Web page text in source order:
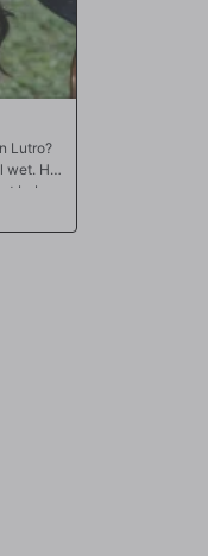
Lutro?
wet. He
babe